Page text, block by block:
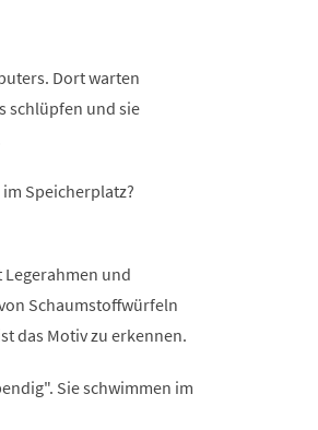
Dort warten
schlüpfen und sie
Speicherplatz?
und
Schaumstoffwürfeln
das Motiv zu erkennen.
Sie schwimmen im